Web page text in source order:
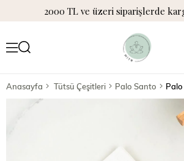
2000 TL ve üzeri siparişlerde
Anasayfa Tütsü Çeşitleri Palo Santo